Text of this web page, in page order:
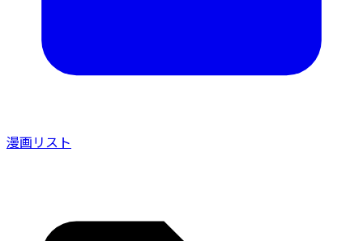
漫画リスト